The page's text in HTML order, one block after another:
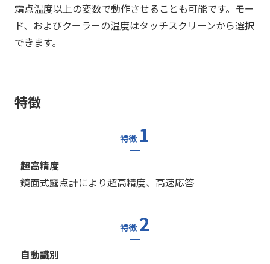
霜点温度以上の変数で動作させることも可能です。モー
ド、およびクーラーの温度はタッチスクリーンから選択
できます。
特徴
特徴 1
超高精度
鏡面式露点計により超高精度、高速応答
特徴 2
自動識別